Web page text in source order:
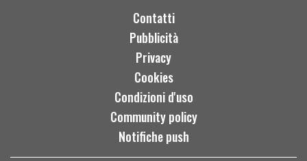
Contatti
Pubblicità
Privacy
Cookies
Condizioni d'uso
Community policy
Notifiche push